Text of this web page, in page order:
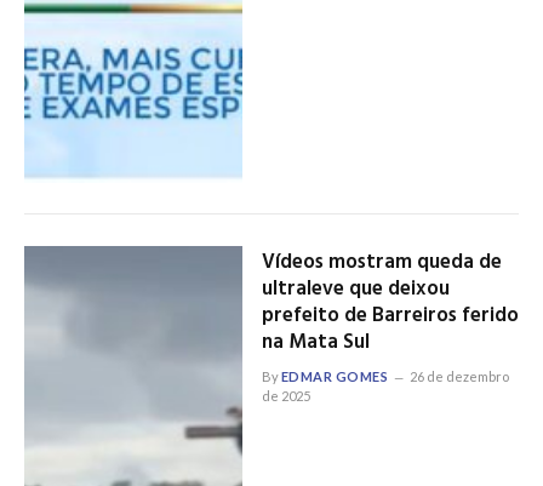
Vídeos mostram queda de
ultraleve que deixou
prefeito de Barreiros ferido
na Mata Sul
ByEDMAR GOMES
26 de dezembro
de 2025